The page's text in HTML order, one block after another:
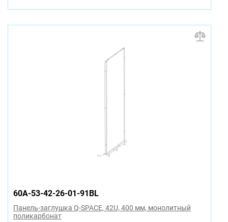
60A-53-42-26-01-91BL
Панель-заглушка Q-SPACE, 42U, 400 мм, монолитный
поликарбонат